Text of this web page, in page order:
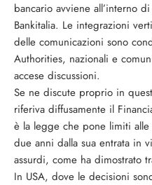
bancario avviene all’interno
Bankitalia. Le integrazioni
delle comunicazioni sono
Authorities, nazionali e
accese discussioni.
Se ne discute proprio in
riferiva diffusamente il
è la legge che pone limiti
due anni dalla sua entrata in
assurdi, come ha dimostrato
In USA, dove le decisioni